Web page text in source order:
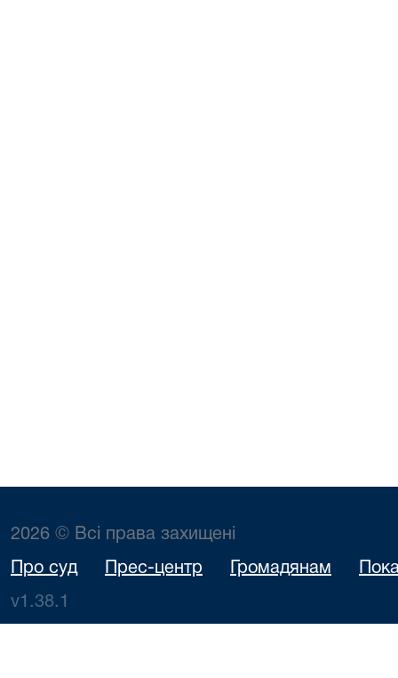
2026 © Всі права захищені
Про суд Прес-центр Громадянам
v1.38.1